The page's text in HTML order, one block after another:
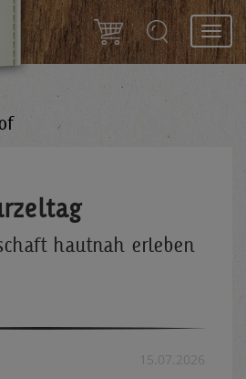
hautnah erleben
15.07.2026